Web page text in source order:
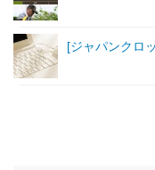
[ジャパンクロ